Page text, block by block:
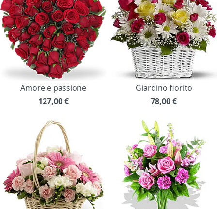
Amore e passione
127,00 €
Giardino fiorito
78,00€